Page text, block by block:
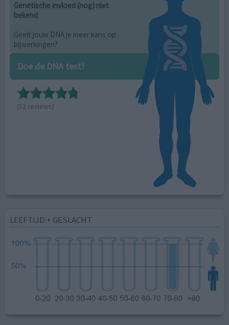
Genetische invloed (nog) niet
bekend
Geeft jouw DNA je meer kans op
bijwerkingen?
Doe de DNA test!
(52 reviews)
LEEFTIJD + GESLACHT